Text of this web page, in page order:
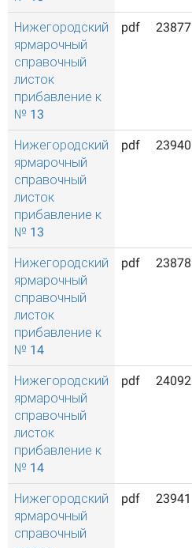
Нижегородский
ярмарочный
справочный
листок
прибавление к
№ 13
pdf 23877
Нижегородский
ярмарочный
справочный
листок
прибавление к
№ 13
pdf 23940
Нижегородский
ярмарочный
справочный
листок
прибавление к
№ 14
pdf 23878
Нижегородский
ярмарочный
справочный
листок
прибавление к
№ 14
pdf 24092
Нижегородский
ярмарочный
справочный
pdf 23941